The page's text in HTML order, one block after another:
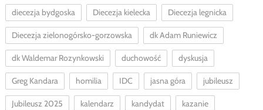
diecezja bydgoska Diecezja kielecka Diecezja legnicka
Diecezja zielonogórsko-gorzowska dk Adam Runiewicz
dk Waldemar Rozynkowski duchowość dyskusja
Greg Kandara homilia IDC jasna góra jubileusz
Jubileusz 2025 kalendarz kandydat kazanie